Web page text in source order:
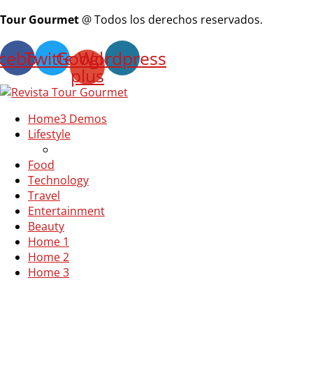
Tour Gourmet @ Todos los derechos reservados.
TwitterGoogle-
plus
Wordpress
Home3 Demos
Lifestyle
Food
Technology
Travel
Entertainment
Beauty
Home 1
Home 2
Home 3